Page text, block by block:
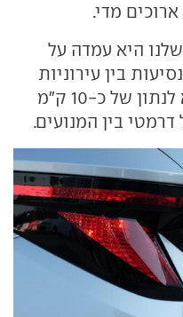
מדי.
היא עמדה על
בנסיעות בין עירוניות
בעיקר. נהיגה משולבת תביא לנתון של כ-10 ק"מ
בין המנועים.